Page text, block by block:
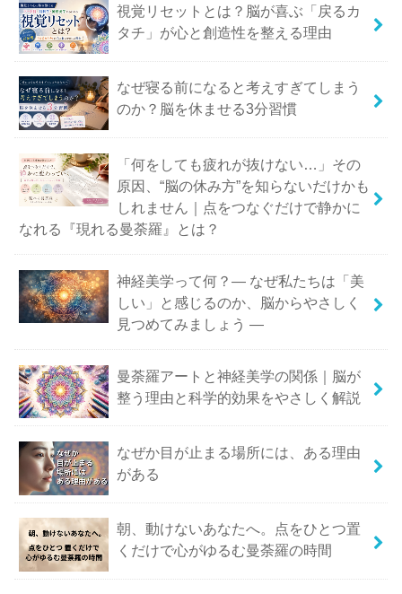
視覚リセットとは？脳が喜ぶ「戻るカ
タチ」が心と創造性を整える理由
なぜ寝る前になると考えすぎてしまう
のか？脳を休ませる3分習慣
「何をしても疲れが抜けない…」その
原因、“脳の休み方”を知らないだけかも
しれません｜点をつなぐだけで静かに
なれる『現れる曼荼羅』とは？
神経美学って何？― なぜ私たちは「美
しい」と感じるのか、脳からやさしく
見つめてみましょう ―
曼荼羅アートと神経美学の関係｜脳が
整う理由と科学的効果をやさしく解説
なぜか目が止まる場所には、ある理由
がある
朝、動けないあなたへ。点をひとつ置
くだけで心がゆるむ曼荼羅の時間